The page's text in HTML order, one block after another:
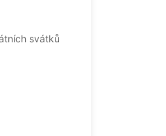
svátků